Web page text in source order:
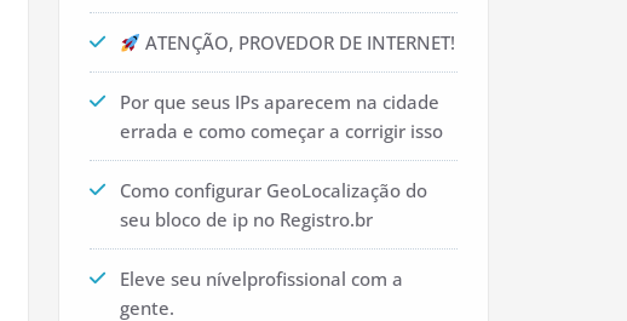
ATENÇÃO, PROVEDOR DE INTERNET!
Por que seus IPs aparecem na cidade
errada e como começar a corrigir isso
Como configurar GeoLocalização do
seu bloco de ip no Registro.br
Eleve seu nívelprofissional com a
gente.